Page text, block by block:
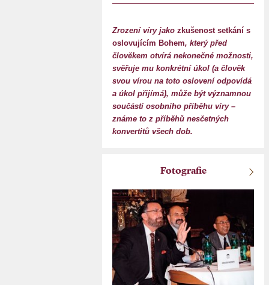
Zrození víry jako zkušenost setkání s
oslovujícím Bohem, který před
člověkem otvírá nekonečné možnosti,
svěřuje mu konkrétní úkol (a člověk
svou vírou na toto oslovení odpovídá
a úkol přijímá), může být významnou
součástí osobního příběhu víry –
známe to z příběhů nesčetných
konvertitů všech dob.
Fotografie